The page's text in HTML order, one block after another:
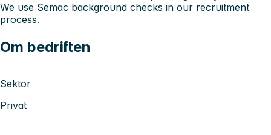
We use Semac background checks in our recruitment
process.
Om bedriften
Sektor
Privat